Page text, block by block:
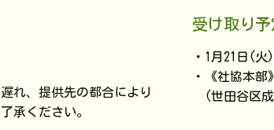
れ、提供先の都合により
承ください。
受け取り予
・1月21日(
・《社協本部
(世田谷区成